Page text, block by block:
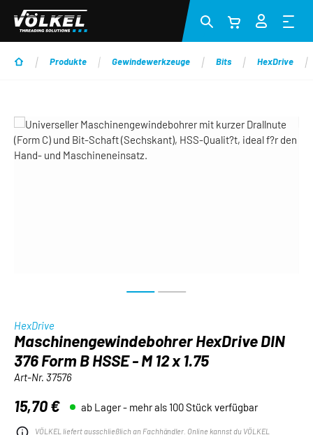
Zum Hauptinhalt springen
Produkte Gewindewerkzeuge Bits HexDrive
Bildergalerie überspringen
HexDrive
Maschinengewindebohrer HexDrive DIN
376 Form B HSSE - M 12 x 1.75
Art-Nr. 37576
Regulärer Preis:
15,70 € ab Lager - mehr als 100 Stück verfügbar
VÖLKEL liefert ausschließlich an Fachhändler. Online kannst du VÖLKEL